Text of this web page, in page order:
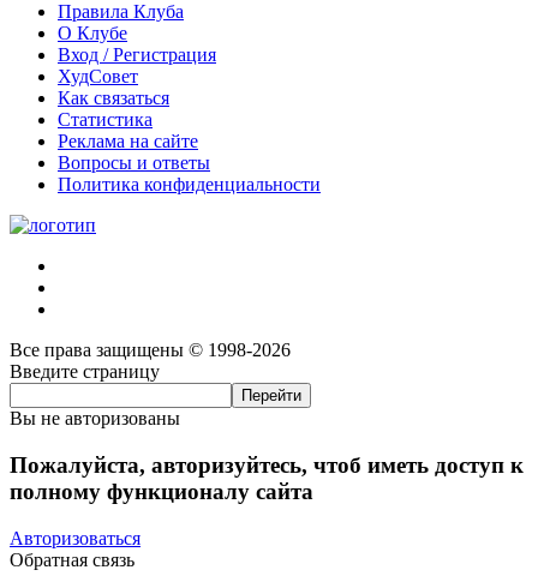
Правила Клуба
О Клубе
Вход / Регистрация
ХудСовет
Как связаться
Статистика
Реклама на сайте
Вопросы и ответы
Политика конфиденциальности
Все права защищены © 1998-2026
Введите страницу
Вы не авторизованы
Пожалуйста, авторизуйтесь, чтоб иметь доступ к
полному функционалу сайта
Авторизоваться
Обратная связь